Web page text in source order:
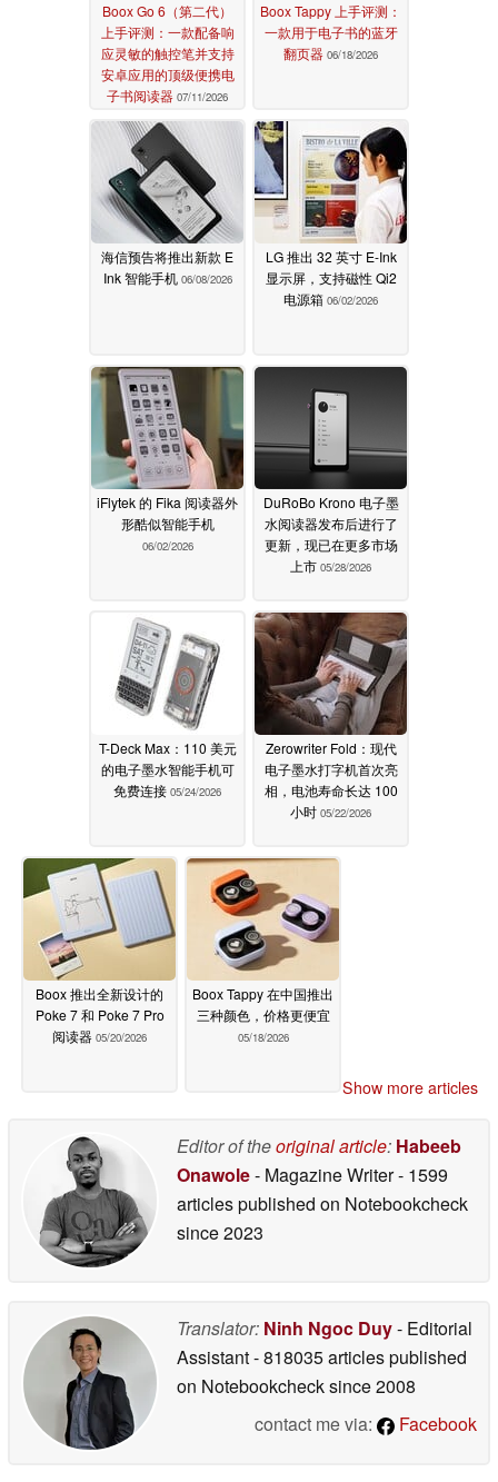
Boox Go 6（第二代）
上手评测：一款配备响
应灵敏的触控笔并支持
安卓应用的顶级便携电
子书阅读器 07/11/2026
Boox Tappy 上手评测：
一款用于电子书的蓝牙
翻页器 06/18/2026
海信预告将推出新款 E
Ink 智能手机 06/08/2026
LG 推出 32 英寸 E-Ink
显示屏，支持磁性 Qi2
电源箱 06/02/2026
iFlytek 的 Fika 阅读器外
形酷似智能手机
06/02/2026
DuRoBo Krono 电子墨
水阅读器发布后进行了
更新，现已在更多市场
上市 05/28/2026
T-Deck Max：110 美元
的电子墨水智能手机可
免费连接 05/24/2026
Zerowriter Fold：现代
电子墨水打字机首次亮
相，电池寿命长达 100
小时 05/22/2026
Boox 推出全新设计的
Poke 7 和 Poke 7 Pro
阅读器 05/20/2026
Boox Tappy 在中国推出
三种颜色，价格更便宜
05/18/2026
Show more articles
Editor of theoriginal article: Habeeb
Onawole- Magazine Writer- 1599
articles published on Notebookcheck
since 2023
Translator: Ninh Ngoc Duy- Editorial
Assistant- 818035 articles published
on Notebookchecksince 2008
contact me via:
Facebook